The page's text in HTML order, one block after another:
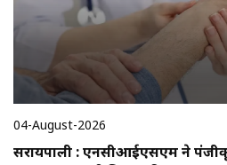
04-August-2026
सरायपाली : एनसीआईएसएम ने